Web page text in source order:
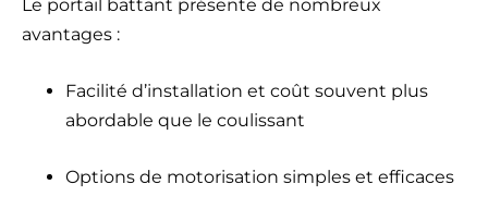
Le portail battant présente de nombreux
avantages :
Facilité d’installation et coût souvent plus
abordable que le coulissant
Options de motorisation simples et efficaces